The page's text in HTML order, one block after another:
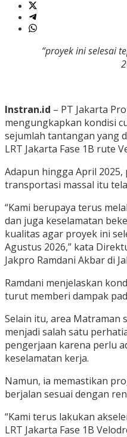
“proyek ini selesai
Instran.id – PT Jakarta
mengungkapkan kondisi
sejumlah tantangan yang
LRT Jakarta Fase 1B rute
Adapun hingga April
transportasi massal itu
“Kami berupaya terus
dan juga keselamatan
kualitas agar proyek ini
Agustus 2026,” kata
Jakpro Ramdani Akbar di
Ramdani menjelaskan
turut memberi dampak
Selain itu, area Matraman
menjadi salah satu
pengerjaan karena perlu
keselamatan kerja.
Namun, ia memastikan
berjalan sesuai dengan
“Kami terus lakukan
LRT Jakarta Fase 1B